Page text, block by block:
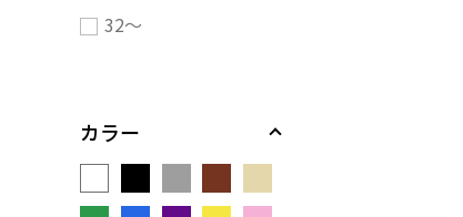
32～
カラー